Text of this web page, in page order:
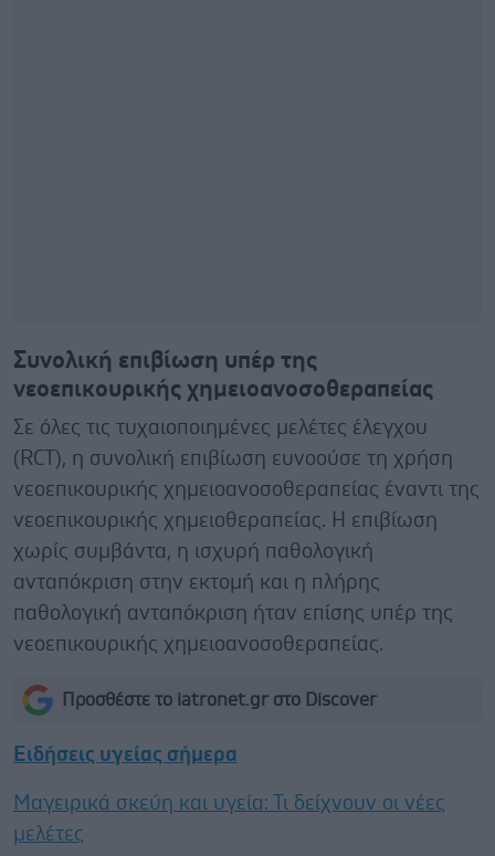
Συνολική επιβίωση υπέρ της
νεοεπικουρικής χημειοανοσοθεραπείας
Σε όλες τις τυχαιοποιημένες μελέτες έλεγχου
(RCT), η συνολική επιβίωση ευνοούσε τη χρήση
νεοεπικουρικής χημειοανοσοθεραπείας έναντι της
νεοεπικουρικής χημειοθεραπείας. Η επιβίωση
χωρίς συμβάντα, η ισχυρή παθολογική
ανταπόκριση στην εκτομή και η πλήρης
παθολογική ανταπόκριση ήταν επίσης υπέρ της
νεοεπικουρικής χημειοανοσοθεραπείας.
Προσθέστε το iatronet.gr στο Discover
Ειδήσεις υγείας σήμερα
Μαγειρικά σκεύη και υγεία: Τι δείχνουν οι νέες
μελέτες